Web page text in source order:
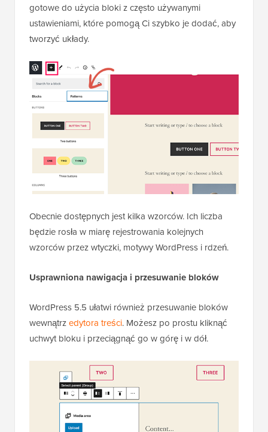
gotowe do użycia bloki z często używanymi
ustawieniami, które pomogą Ci szybko je dodać, aby
tworzyć układy.
Obecnie dostępnych jest kilka wzorców. Ich liczba
będzie rosła w miarę rejestrowania kolejnych
wzorców przez wtyczki, motywy WordPress i rdzeń.
Usprawniona nawigacja i przesuwanie bloków
WordPress 5.5 ułatwi również przesuwanie bloków
wewnątrzedytora treści. Możesz po prostu kliknąć
uchwyt bloku i przeciągnąć go w górę i w dół.